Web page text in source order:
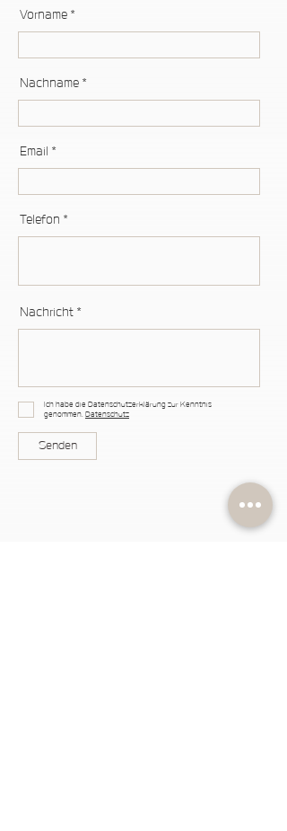
Vorname
Nachname
Email
Telefon
Nachricht
Ich habe die Datenschutzerklärung zur Kenntnis
genommen. Datenschutz
Senden